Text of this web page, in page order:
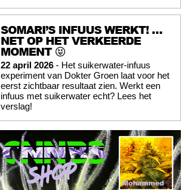
SOMARI’S INFUUS WERKT! …
NET OP HET VERKEERDE
MOMENT 😝
22 april 2026 - Het suikerwater-infuus
experiment van Dokter Groen laat voor het
eerst zichtbaar resultaat zien. Werkt een
infuus met suikerwater echt? Lees het
verslag!